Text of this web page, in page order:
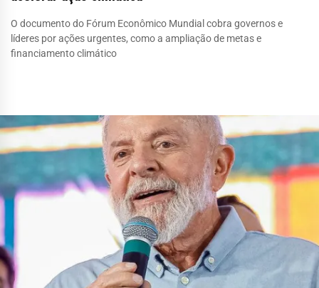
O documento do Fórum Econômico Mundial cobra governos e
líderes por ações urgentes, como a ampliação de metas e
financiamento climático